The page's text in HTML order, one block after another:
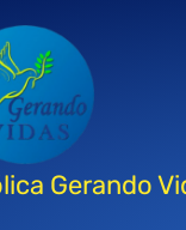
Gerando